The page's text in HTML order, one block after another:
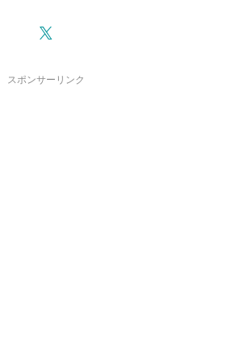
スポンサーリンク